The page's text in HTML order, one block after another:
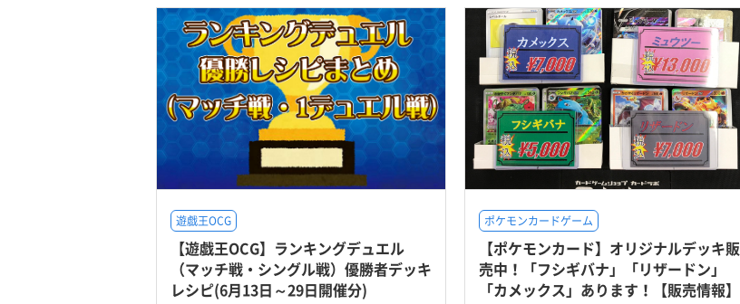
遊戯王OCG
【遊戯王OCG】ランキングデュエル
（マッチ戦・シングル戦）優勝者デッキ
レシピ(6月13日～29日開催分)
ポケモンカードゲーム
【ポケモンカード】オリジナルデッキ販
売中！「フシギバナ」「リザードン」
「カメックス」あります！【販売情報】